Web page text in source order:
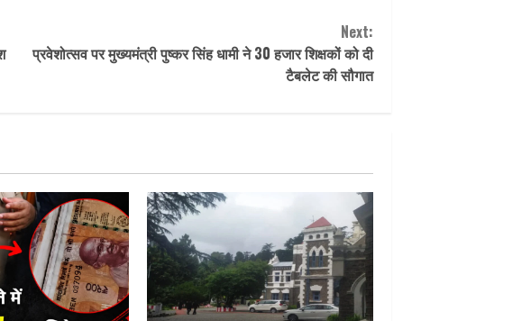
Next:
प्रवेशोत्सव पर मुख्यमंत्री पुष्कर सिंह धामी ने 30 हजार शिक्षकों को दी
टैबलेट की सौगात